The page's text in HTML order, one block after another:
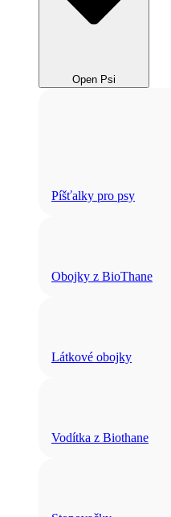
Open Psi
Píšťalky pro psy
Obojky z BioThane
Látkové obojky
Vodítka z Biothane